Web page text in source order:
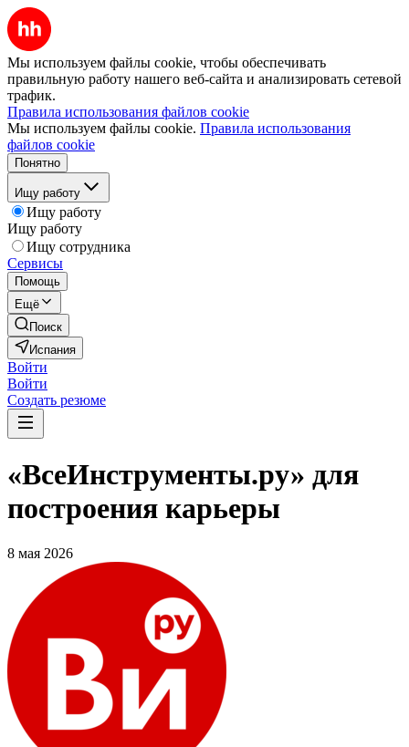
Мы используем файлы cookie, чтобы обеспечивать
правильную работу нашего веб-сайта и анализировать сетевой
трафик.
Правила использования файлов cookie
Мы используем файлы cookie. Правила использования
файлов cookie
Понятно
Ищу работу
Ищу работу
Ищу работу
Ищу сотрудника
Сервисы
Помощь
Ещё
Поиск
Испания
Войти
Войти
Создать резюме
«ВсеИнструменты.ру» для
построения карьеры
8 мая 2026